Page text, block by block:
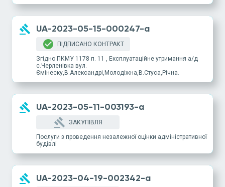
gavel UA-2023-05-15-000247-a
check_circle ПІДПИСАНО КОНТРАКТ
Згідно ПКМУ 1178 п. 11 , Експлуатаційне утримання а/д
с.Черленівка вул.
Ємінеску,В.Александрі,Молодіжна,В.Стуса,Річна.
gavel UA-2023-05-11-003193-a
gavel ЗАКУПІВЛЯ
Послуги з проведення незалежної оцінки адміністративної
будівлі
gavel UA-2023-04-19-002342-a